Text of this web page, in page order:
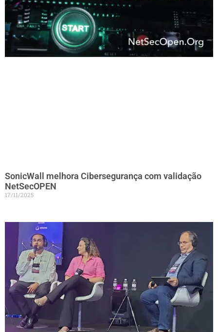
SonicWall melhora Cibersegurança com validação
NetSecOPEN
17/11/2025